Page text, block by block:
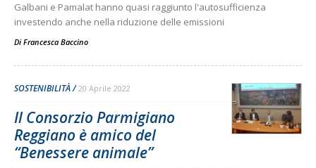
Galbani e Pamalat hanno quasi raggiunto l'autosufficienza
investendo anche nella riduzione delle emissioni
Di Francesca Baccino
SOSTENIBILITÀ 20 Aprile 2022
Il Consorzio Parmigiano
Reggiano è amico del
“Benessere animale”